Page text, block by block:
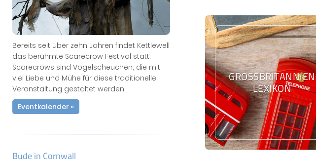
Bereits seit über zehn Jahren findet Kettlewell
das berühmte Scarecrow Festival statt.
Scarecrows sind Vogelscheuchen, die mit
viel Liebe und Mühe für diese traditionelle
Veranstaltung gestaltet werden.
Eventkalender »
Bude in Cornwall
GROSSBRITANNIEN L
EXIKON